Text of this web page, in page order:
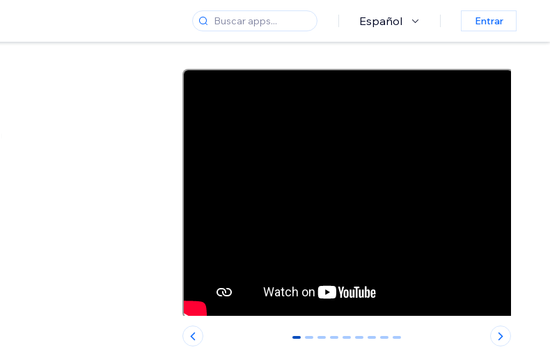
Español Entrar
0 1 2 3 4 5 6 7 8